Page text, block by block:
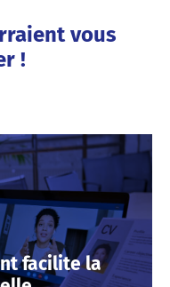
vous
!
facilite la